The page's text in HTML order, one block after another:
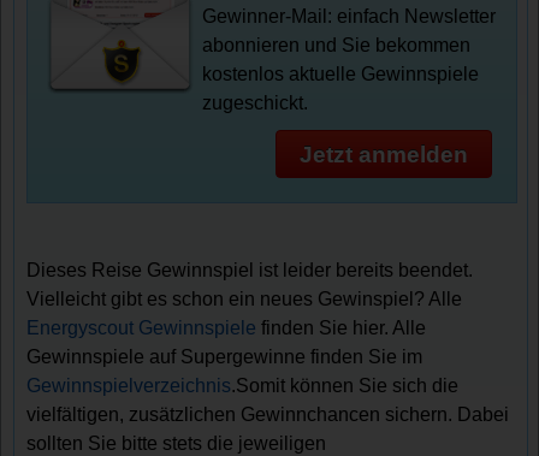
Gewinner-Mail: einfach Newsletter
abonnieren und Sie bekommen
kostenlos aktuelle Gewinnspiele
zugeschickt.
Jetzt anmelden
Dieses Reise Gewinnspiel ist leider bereits beendet.
Vielleicht gibt es schon ein neues Gewinspiel? Alle
Energyscout Gewinnspiele finden Sie hier. Alle
Gewinnspiele auf Supergewinne finden Sie im
Gewinnspielverzeichnis.Somit können Sie sich die
vielfältigen, zusätzlichen Gewinnchancen sichern. Dabei
sollten Sie bitte stets die jeweiligen